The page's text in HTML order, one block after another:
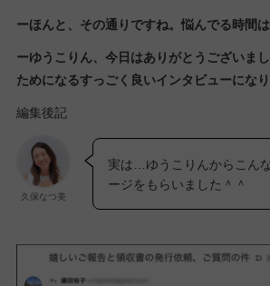
ーほんと、その通りですね。悩んでる時間
ーゆうこりん、今日はありがとうございま
ためになるすっごく良いインタビューになり
編集後記
久保なつ美
実は…ゆうこりんからこん
ージをもらいました＾＾